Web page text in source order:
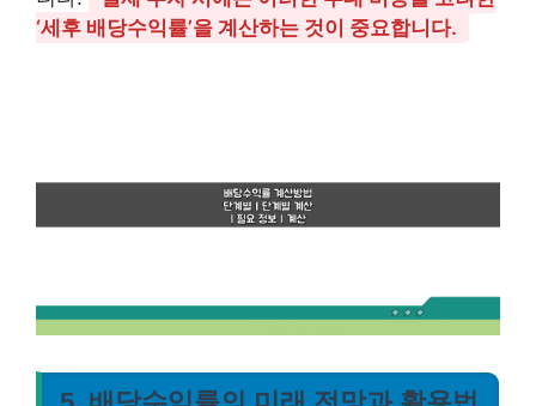
‘세후 배당수익률’을 계산하는 것이 중요합니다.